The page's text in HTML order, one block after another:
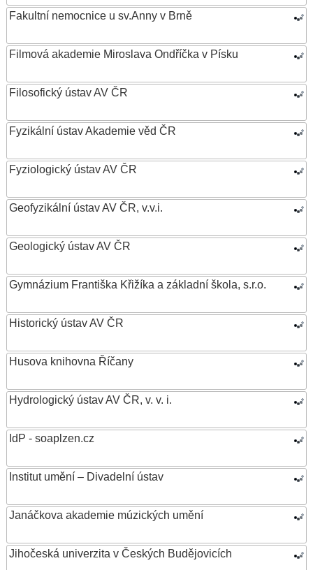
Fakultní nemocnice u sv.Anny v Brně
Filmová akademie Miroslava Ondříčka v Písku
Filosofický ústav AV ČR
Fyzikální ústav Akademie věd ČR
Fyziologický ústav AV ČR
Geofyzikální ústav AV ČR, v.v.i.
Geologický ústav AV ČR
Gymnázium Františka Křižíka a základní škola, s.r.o.
Historický ústav AV ČR
Husova knihovna Říčany
Hydrologický ústav AV ČR, v. v. i.
IdP - soaplzen.cz
Institut umění – Divadelní ústav
Janáčkova akademie múzických umění
Jihočeská univerzita v Českých Budějovicích